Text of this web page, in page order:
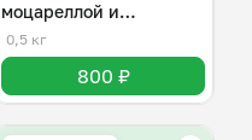
моцареллой и
помидорами
0,5 кг
800 ₽